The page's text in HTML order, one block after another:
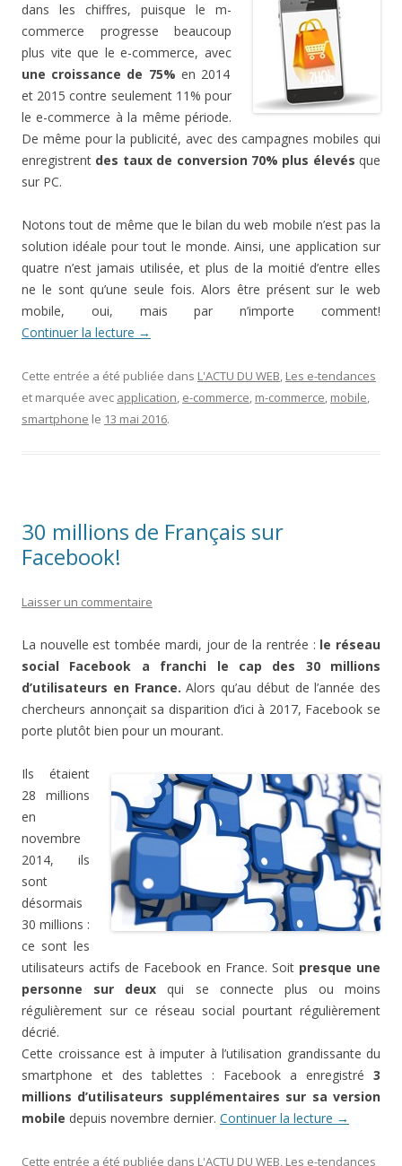
dans les chiffres, puisque le m-
commerce progresse beaucoup
plus vite que le e-commerce, avec
une croissance de 75% en 2014
et 2015 contre seulement 11% pour
le e-commerce à la même période.
De même pour la publicité, avec des campagnes mobiles qui
enregistrent des taux de conversion 70% plus élevés que
sur PC.
Notons tout de même que le bilan du web mobile n’est pas la
solution idéale pour tout le monde. Ainsi, une application sur
quatre n’est jamais utilisée, et plus de la moitié d’entre elles
ne le sont qu’une seule fois. Alors être présent sur le web
mobile, oui, mais par n’importe comment!
Continuer la lecture →
Cette entrée a été publiée dans L'ACTU DU WEB, Les e-tendances
et marquée avec application, e-commerce, m-commerce, mobile,
smartphone le 13 mai 2016.
30 millions de Français sur
Facebook!
Laisser un commentaire
La nouvelle est tombée mardi, jour de la rentrée : le réseau
social Facebook a franchi le cap des 30 millions
d’utilisateurs en France. Alors qu’au début de l’année des
chercheurs annonçait sa disparition d’ici à 2017, Facebook se
porte plutôt bien pour un mourant.
Ils étaient
28 millions
en
novembre
2014, ils
sont
désormais
30 millions :
ce sont les
utilisateurs actifs de Facebook en France. Soit presque une
personne sur deux qui se connecte plus ou moins
régulièrement sur ce réseau social pourtant régulièrement
décrié.
Cette croissance est à imputer à l’utilisation grandissante du
smartphone et des tablettes : Facebook a enregistré 3
millions d’utilisateurs supplémentaires sur sa version
mobile depuis novembre dernier. Continuer la lecture →
Cette entrée a été publiée dans L'ACTU DU WEB, Les e-tendances